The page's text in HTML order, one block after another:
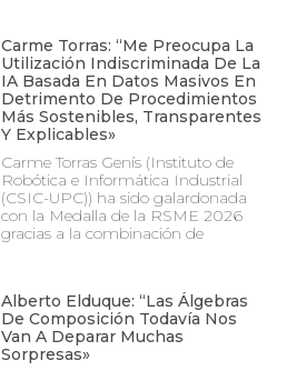
Carme Torras: “Me Preocupa La
Utilización Indiscriminada De La
IA Basada En Datos Masivos En
Detrimento De Procedimientos
Más Sostenibles, Transparentes
Y Explicables»
Carme Torras Genís (Instituto de
Robótica e Informática Industrial
(CSIC-UPC)) ha sido galardonada
con la Medalla de la RSME 2026
gracias a la combinación de
Alberto Elduque: “Las Álgebras
De Composición Todavía Nos
Van A Deparar Muchas
Sorpresas»